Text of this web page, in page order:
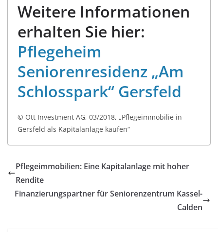
Weitere Informationen
erhalten Sie hier:
Pflegeheim
Seniorenresidenz „Am
Schlosspark“ Gersfeld
© Ott Investment AG, 03/2018, „Pflegeimmobilie in
Gersfeld als Kapitalanlage kaufen“
Pflegeimmobilien: Eine Kapitalanlage mit hoher
Rendite
Finanzierungspartner für Seniorenzentrum Kassel-
Calden